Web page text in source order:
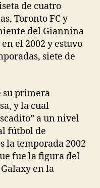
de cuatro
Toronto FC y
del Giannina
el 2002 y estuvo
siete de
su primera
y la cual
a un nivel
fútbol de
la temporada 2002
fue la figura del
en la